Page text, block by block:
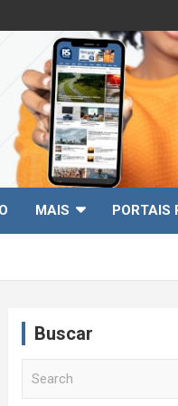
MAIS PORTAIS
Buscar